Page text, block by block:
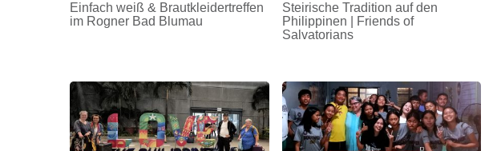
Einfach weiß & Brautkleidertreffen
im Rogner Bad Blumau
Steirische Tradition auf den
Philippinen | Friends of
Salvatorians